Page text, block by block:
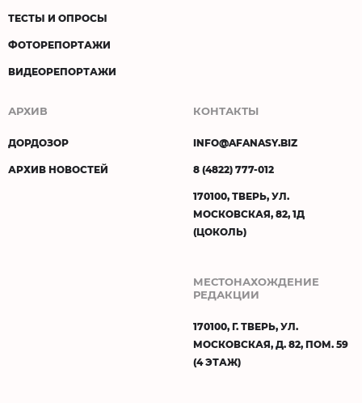
ТЕСТЫ И ОПРОСЫ
ФОТОРЕПОРТАЖИ
ВИДЕОРЕПОРТАЖИ
АРХИВ
ДОРДОЗОР
АРХИВ НОВОСТЕЙ
КОНТАКТЫ
INFO@AFANASY.BIZ
8 (4822) 777-012
170100, ТВЕРЬ, УЛ.
МОСКОВСКАЯ, 82, 1Д
(ЦОКОЛЬ)
МЕСТОНАХОЖДЕНИЕ
РЕДАКЦИИ
170100, Г. ТВЕРЬ, УЛ.
МОСКОВСКАЯ, Д. 82, ПОМ. 59
(4 ЭТАЖ)